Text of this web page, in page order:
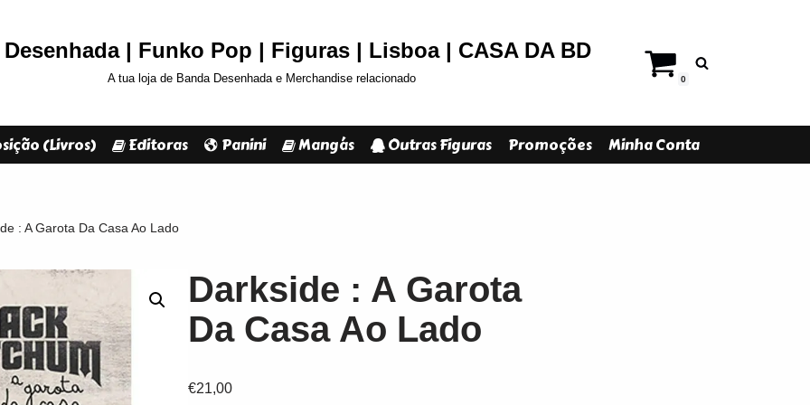
| Funko Pop | Figuras | Lisboa | CASA DA BD
A tua loja de Banda Desenhada e Merchandise relacionado 0
(Livros) Editoras Panini Mangás Outras Figuras Promoções Minha Conta
: A Garota Da Casa Ao Lado
Darkside : A Garota
Da Casa Ao Lado
€21,00